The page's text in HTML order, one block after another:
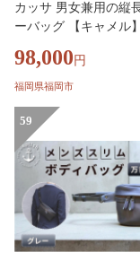
カッサ 男女兼用の縦
ーバッグ 【キャメル
98,000 円
福岡県福岡市
59